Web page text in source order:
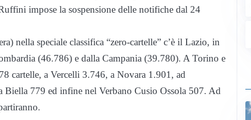
impose la sospensione delle notifiche dal 24
nella speciale classifica “zero-cartelle” c’è il Lazio, in
(46.786) e dalla Campania (39.780). A Torino e
cartelle, a Vercelli 3.746, a Novara 1.901, ad
779 ed infine nel Verbano Cusio Ossola 507. Ad